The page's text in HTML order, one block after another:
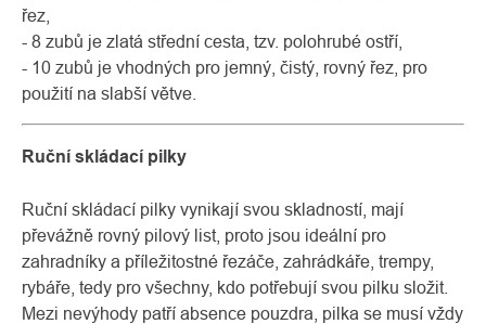
řez,
- 8 zubů je zlatá střední cesta, tzv. polohrubé ostří,
- 10 zubů je vhodných pro jemný, čistý, rovný řez, pro
použití na slabší větve.
Ruční skládací pilky
Ruční skládací pilky vynikají svou skladností, mají
převážně rovný pilový list, proto jsou ideální pro
zahradníky a příležitostné řezáče, zahrádkáře, trempy,
rybáře, tedy pro všechny, kdo potřebují svou pilku složit.
Mezi nevýhody patří absence pouzdra, pilka se musí vždy